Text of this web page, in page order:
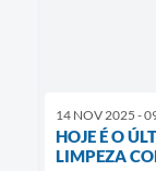
14 NOV 2025 -
HOJE É O
LIMPEZA